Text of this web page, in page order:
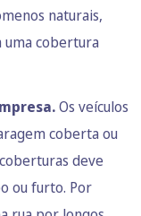
naturais,
uma cobertura
Os veículos
coberta ou
deve
ou furto. Por